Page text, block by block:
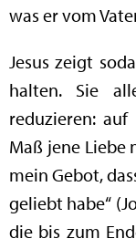
was er vom
Jesus zeigt
halten. Sie
reduzieren:
Maß jene Liebe
mein Gebot,
geliebt habe“
die bis zum